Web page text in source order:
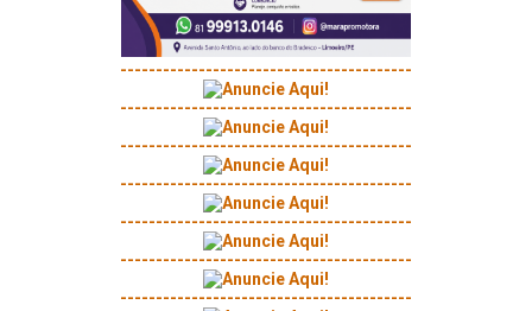
-----------------------------------------
-----------------------------------------
-----------------------------------------
-----------------------------------------
-----------------------------------------
-----------------------------------------
-----------------------------------------